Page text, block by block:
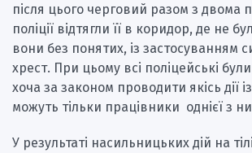
після цього черговий разом з двома
поліції відтягли її в коридор, де не
вони без понятих, із застосуванням
хрест. При цьому всі поліцейські були
хоча за законом проводити якісь дії
можуть тільки працівники однієї з
У результаті насильницьких дій на